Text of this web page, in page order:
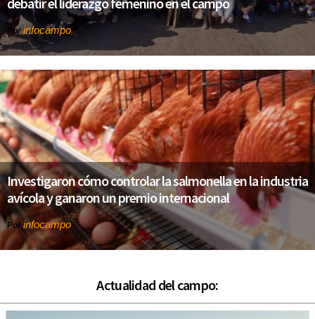
Porinfocampo
Investigaron cómo controlar la salmonella en la industria
avícola y ganaron un premio internacional
Por infocampo
Actualidad del campo: